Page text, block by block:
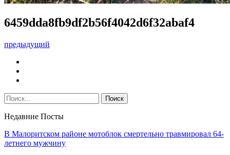
6459dda8fb9df2b56f4042d6f32abaf4
предыдущий
Недавние Посты
В Малоритском районе мотоблок смертельно травмировал 64-
летнего мужчину